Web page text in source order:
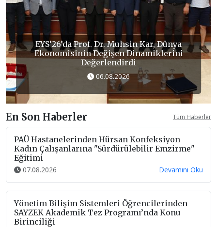
Rektör Güngör, PAÜ’nün Güncellenen
Akademik Kriterleri Hakkında Konuştu
05.08.2026
En Son Haberler Tüm Haberler
PAÜ Hastanelerinden Hürsan Konfeksiyon
Kadın Çalışanlarına "Sürdürülebilir Emzirme"
Eğitimi
07.08.2026 Devamını Oku
Yönetim Bilişim Sistemleri Öğrencilerinden
SAYZEK Akademik Tez Programı’nda Konu
Birinciliği